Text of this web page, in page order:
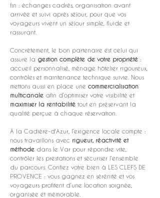
fin : échanges cadrés, organisation avant
arrivée et suivi après séjour, pour que vos
voyageurs vivent un séjour simple, fluide et
rassurant.
Concrètement, le bon partenaire est celui qui
assure la gestion complète de votre propriété :
accueil personnalisé, ménage hôtelier rigoureux,
contrôles et maintenance technique suivie. Nous
mettons aussi en place une commercialisation
multicanale afin d’optimiser votre visibilité et
maximiser la rentabilité tout en préservant la
qualité perçue à chaque réservation.
À la Cadière-d'Azur, l’exigence locale compte :
nous travaillons avec rigueur, réactivité et
méthode dans le Var pour répondre vite,
contrôler les prestations et sécuriser l’ensemble
du parcours. Confiez votre bien à LES CLEFS DE
PROVENCE : vous gagnez en sérénité et vos
voyageurs profitent d’une location soignée,
organisée et mémorable.